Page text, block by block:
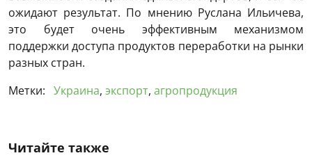
ожидают результат. По мнению Руслана Ильичева,
это будет очень эффективным механизмом
поддержки доступа продуктов переработки на рынки
разных стран.
Метки: Украина, экспорт, агропродукция
Читайте также